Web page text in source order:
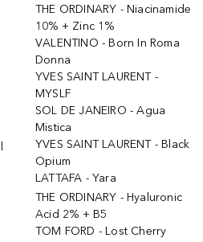
THE ORDINARY - Niacinamide
10% + Zinc 1%
VALENTINO - Born In Roma
Donna
YVES SAINT LAURENT -
MYSLF
SOL DE JANEIRO - Agua
Mistica
YVES SAINT LAURENT - Black
Opium
LATTAFA - Yara
THE ORDINARY - Hyaluronic
Acid 2% + B5
TOM FORD - Lost Cherry